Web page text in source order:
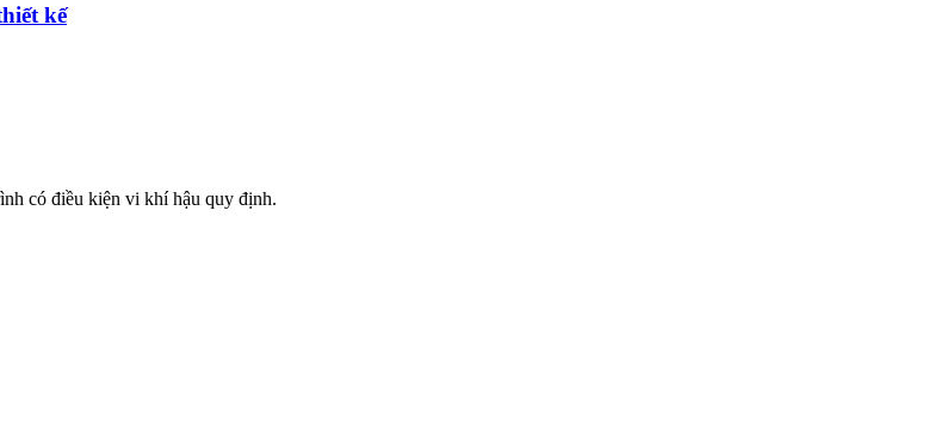
kế
có điều kiện vi khí hậu quy định.